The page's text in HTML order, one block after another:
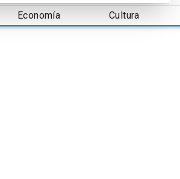
Economía Cultura